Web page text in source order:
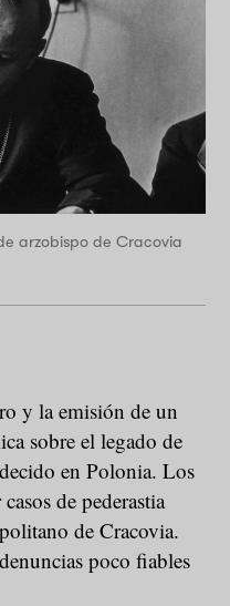
arzobispo de Cracovia
y la emisión de un
sobre el legado de
en Polonia. Los
de pederastia
de Cracovia.
poco fiables